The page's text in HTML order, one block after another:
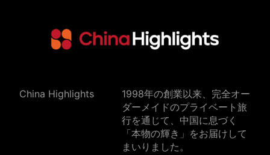
China Highlights
1998年の創業以来、完全オー
ダーメイドのプライベート旅
行を通じて、中国に息づく
「本物の輝き」をお届けして
まいりました。